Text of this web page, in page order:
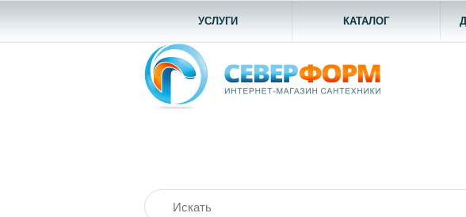
УСЛУГИ КАТАЛОГ